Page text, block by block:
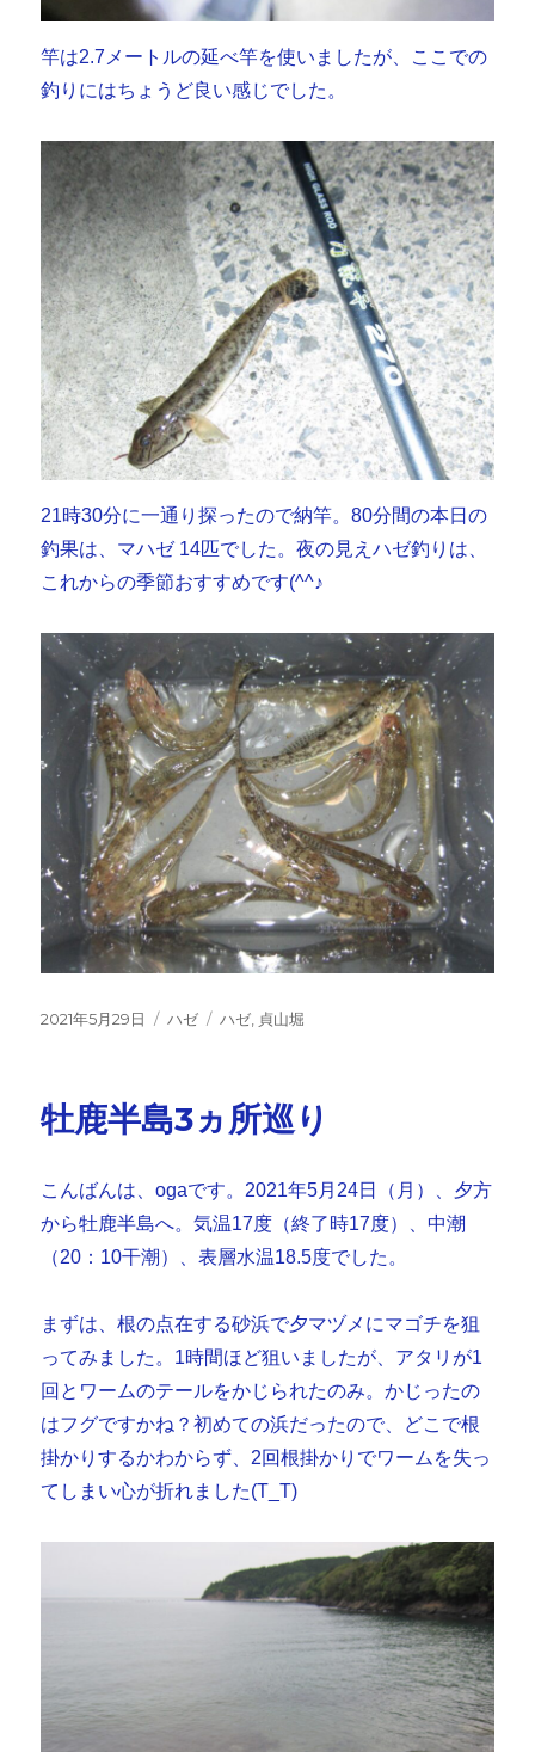
竿は2.7メートルの延べ竿を使いましたが、ここでの
釣りにはちょうど良い感じでした。
21時30分に一通り探ったので納竿。80分間の本日の
釣果は、マハゼ 14匹でした。夜の見えハゼ釣りは、
これからの季節おすすめです(^^♪
投
2021年5月29日
カ
ー
ハゼ
タ
ハゼ 貞山堀
牡鹿半島3ヵ所巡り
こんばんは、ogaです。2021年5月24日（月）、夕方
から牡鹿半島へ。気温17度（終了時17度）、中潮
（20：10干潮）、表層水温18.5度でした。
まずは、根の点在する砂浜で夕マヅメにマゴチを狙
ってみました。1時間ほど狙いましたが、アタリが1
回とワームのテールをかじられたのみ。かじったの
はフグですかね？初めての浜だったので、どこで根
掛かりするかわからず、2回根掛かりでワームを失っ
てしまい心が折れました(T_T)